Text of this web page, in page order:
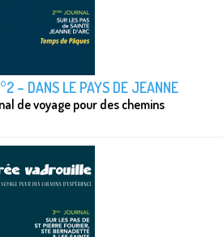
– DANS LE PAYS DE JEANNE
de voyage pour des chemins